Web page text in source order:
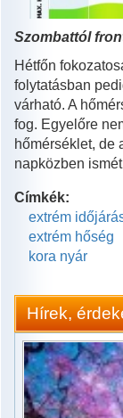
Szombattól
Hétfőn
folytatásban
várható. A
fog. Egyelőre
hőmérséklet, de
napközben
Címkék:
extrém
extrém hőség
kora nyár
Hírek,